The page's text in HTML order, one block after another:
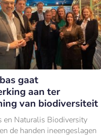
gaat
aan ter
van biodiversiteit
en Naturalis Biodiversity
de handen ineengeslagen